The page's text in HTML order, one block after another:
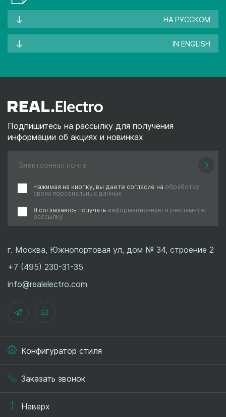
НА РУССКОМ
IN ENGLISH
Подпишитесь на рассылку для получения
информации об акциях и новинках
Нажимая на кнопку, вы даете согласие на обработку
своих персональных данных.
Я соглашаюсь получать информационную и рекламную
рассылку
г. Москва, Южнопортовая ул, дом № 34, строение 2
+7 (495) 230-31-35
info@realelectro.com
Конфигуратор стиля
Заказать звонок
Наверх